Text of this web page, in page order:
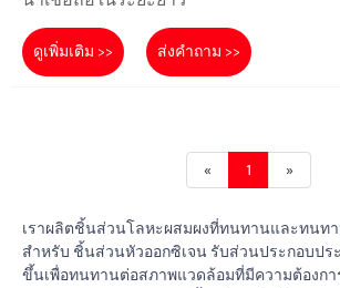
ดูเพิ่มเติม >> ส่งคำถาม >>
« 1 »
เราผลิตชิ้นส่วนโลหะผสมผงที่ทนทานและทนท
สำหรับ ชิ้นส่วนหัวออกซิเจน รับส่วนประกอบปร
ขึ้นเพื่อทนทานต่อสภาพแวดล้อมที่มีความต้องกา